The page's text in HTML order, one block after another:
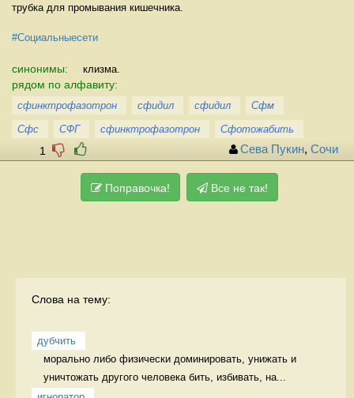
трубка для промывания кишечника.
#Социальныесети
синонимы: клизма.
рядом по алфавиту:
сфинктрофазотрон сфидил сфидил
Сфм
Сфс
СФГ сфинктрофазотрон Сфотожабить
1 Сева Пукин, Сочи
Поправочка! Все не так!
Слова на тему:
дубчить
морально либо физически доминировать, унижать и
уничтожать другого человека бить, избивать, на...